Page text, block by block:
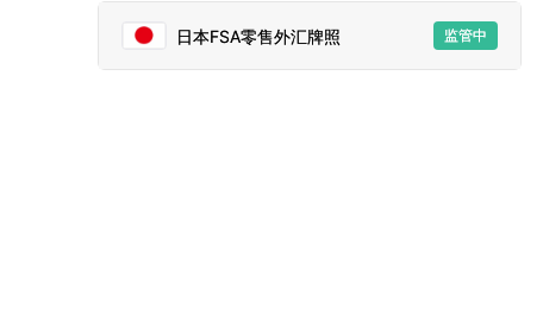
日本FSA零售外汇牌照 监管中